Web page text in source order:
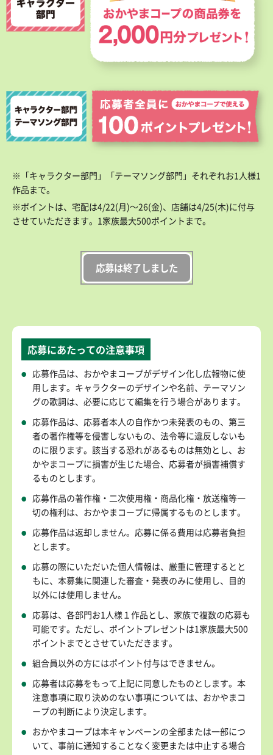
※「キャラクター部門」「テーマソング部門」それぞれお1人様1
作品まで。
※ポイントは、宅配は4/22(月)〜26(金)、店舗は4/25(木)に付与
させていただきます。1家族最大500ポイントまで。
応募は終了しました
応募にあたっての注意事項
応募作品は、おかやまコープがデザイン化し広報物に使
用します。キャラクターのデザインや名前、テーマソン
グの歌詞は、必要に応じて編集を行う場合があります。
応募作品は、応募者本人の自作かつ未発表のもの、第三
者の著作権等を侵害しないもの、法令等に違反しないも
のに限ります。該当する恐れがあるものは無効とし、お
かやまコープに損害が生じた場合、応募者が損害補償す
るものとします。
応募作品の著作権・二次使用権・商品化権・放送権等一
切の権利は、おかやまコープに帰属するものとします。
応募作品は返却しません。応募に係る費用は応募者負担
とします。
応募の際にいただいた個人情報は、厳重に管理するとと
もに、本募集に関連した審査・発表のみに使用し、目的
以外には使用しません。
応募は、各部門お1人様１作品とし、家族で複数の応募も
可能です。ただし、ポイントプレゼントは1家族最大500
ポイントまでとさせていただきます。
組合員以外の方にはポイント付与はできません。
応募者は応募をもって上記に同意したものとします。本
注意事項に取り決めのない事項については、おかやまコ
ープの判断により決定します。
おかやまコープは本キャンペーンの全部または一部につ
いて、事前に通知することなく変更または中止する場合